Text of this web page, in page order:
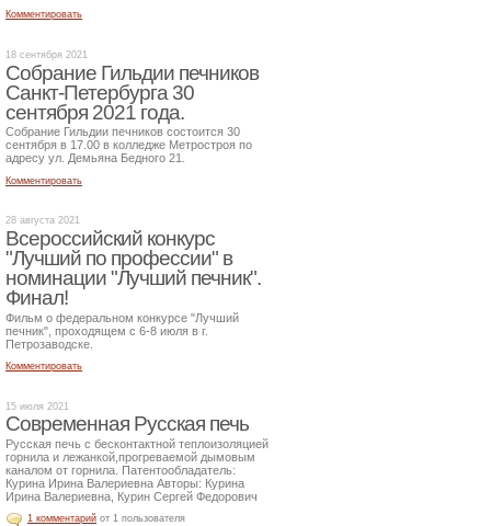
Комментировать
18 сентября 2021
Собрание Гильдии печников
Санкт-Петербурга 30
сентября 2021 года.
Собрание Гильдии печников состоится 30
сентября в 17.00 в колледже Метростроя по
адресу ул. Демьяна Бедного 21.
Комментировать
28 августа 2021
Всероссийский конкурс
"Лучший по профессии" в
номинации "Лучший печник".
Финал!
Фильм о федеральном конкурсе "Лучший
печник", проходящем с 6-8 июля в г.
Петрозаводске.
Комментировать
15 июля 2021
Современная Русская печь
Русская печь с бесконтактной теплоизоляцией
горнила и лежанкой,прогреваемой дымовым
каналом от горнила. Патентообладатель:
Курина Ирина Валериевна Авторы: Курина
Ирина Валериевна, Курин Сергей Федорович
1 комментарий от 1 пользователя